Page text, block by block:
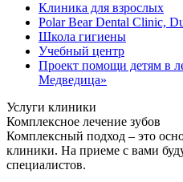
Клиника для взрослых
Polar Bear Dental Clinic,
Школа гигиены
Учебный центр
Проект помощи детям в
Медведица»
Услуги клиники
Комплексное лечение зубов
Комплексный подход – это
клиники. На приеме с вами
специалистов.